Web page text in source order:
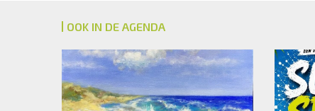
OOK IN DE AGENDA